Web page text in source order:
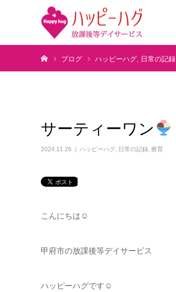
ブログ ハッピーハグ 日常の記録
サーティーワン
2024.11.26 ハッピーハグ, 日常の記録, 療育
こんにちは☺
甲府市の放課後等デイサービス
ハッピーハグです☺